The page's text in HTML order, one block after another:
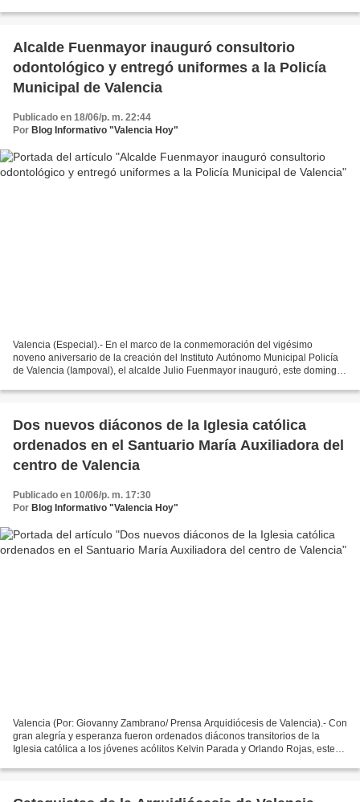
Alcalde Fuenmayor inauguró consultorio
odontológico y entregó uniformes a la Policía
Municipal de Valencia
Publicado en 18/06/p. m. 22:44
Por Blog Informativo "Valencia Hoy"
Valencia (Especial).- En el marco de la conmemoración del vigésimo
noveno aniversario de la creación del Instituto Autónomo Municipal Policía
de Valencia (Iampoval), el alcalde Julio Fuenmayor inauguró, este domingo
Dos nuevos diáconos de la Iglesia católica
ordenados en el Santuario María Auxiliadora del
centro de Valencia
Publicado en 10/06/p. m. 17:30
Por Blog Informativo "Valencia Hoy"
Valencia (Por: Giovanny Zambrano/ Prensa Arquidiócesis de Valencia).- Con
gran alegría y esperanza fueron ordenados diáconos transitorios de la
Iglesia católica a los jóvenes acólitos Kelvin Parada y Orlando Rojas, este